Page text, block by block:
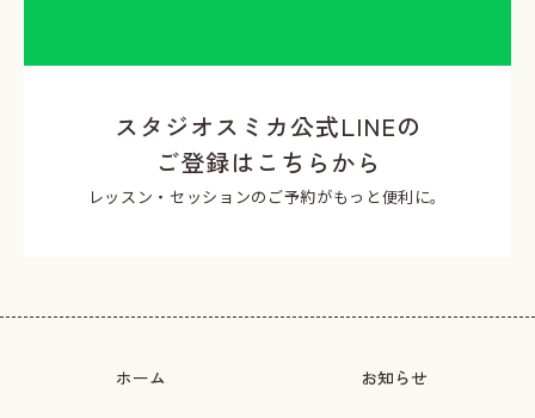
スタジオスミカ公式LINEの
ご登録はこちらから
レッスン・セッションのご予約がもっと便利に。
ホーム お知らせ